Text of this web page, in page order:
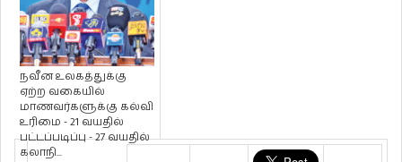
நவீன உலகத்துக்கு
ஏற்ற வகையில்
மாணவர்களுக்கு கல்வி
உரிமை - 21 வயதில்
பட்டப்படிப்பு - 27 வயதில்
கலாநி...